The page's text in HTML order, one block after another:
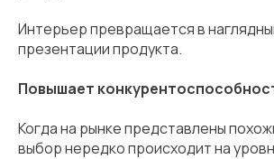
Интерьер превращается в
презентации продукта.
Повышает
Когда на рынке представлены
выбор нередко происходит на